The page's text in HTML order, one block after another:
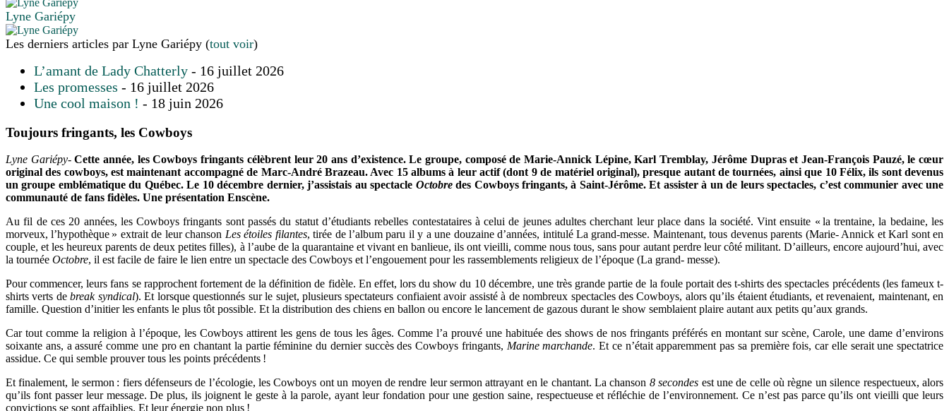
Lyne Gariépy
Les derniers articles par Lyne Gariépy (tout voir)
L’amant de Lady Chatterly - 16 juillet 2026
Les promesses - 16 juillet 2026
Une cool maison ! - 18 juin 2026
Toujours fringants, les Cowboys
Lyne Gariépy-Cette année, les Cowboys fringants célèbrent leur 20 ans d’existence. Le groupe, composé de Marie-Annick Lépine, Karl Tremblay, Jérôme Dupras et Jean-François Pauzé, le cœur
original des cowboys, est maintenant accompagné de Marc-André Brazeau. Avec 15 albums à leur actif (dont 9 de matériel original), presque autant de tournées, ainsi que 10 Félix, ils sont devenus
un groupe emblématique du Québec. Le 10 décembre dernier, j’assistais au spectacle Octobredes Cowboys fringants, à Saint-Jérôme. Et assister à un de leurs spectacles, c’est communier avec une
communauté de fans fidèles. Une présentation Enscène.
Au fil de ces 20 années, les Cowboys fringants sont passés du statut d’étudiants rebelles contestataires à celui de jeunes adultes cherchant leur place dans la société. Vint ensuite « la trentaine, la bedaine, les
morveux, l’hypothèque » extrait de leur chanson Les étoiles filantes, tirée de l’album paru il y a une douzaine d’années, intitulé La grand-messe. Maintenant, tous devenus parents (Marie- Annick et Karl sont en
couple, et les heureux parents de deux petites filles), à l’aube de la quarantaine et vivant en banlieue, ils ont vieilli, comme nous tous, sans pour autant perdre leur côté militant. D’ailleurs, encore aujourd’hui, avec
la tournée Octobre, il est facile de faire le lien entre un spectacle des Cowboys et l’engouement pour les rassemblements religieux de l’époque (La grand- messe).
Pour commencer, leurs fans se rapprochent fortement de la définition de fidèle. En effet, lors du show du 10 décembre, une très grande partie de la foule portait des t-shirts des spectacles précédents (les fameux t-
shirts verts debreak syndical). Et lorsque questionnés sur le sujet, plusieurs spectateurs confiaient avoir assisté à de nombreux spectacles des Cowboys, alors qu’ils étaient étudiants, et revenaient, maintenant, en
famille. Question d’initier les enfants le plus tôt possible. Et la distribution des chiens en ballon ou encore le lancement de gazous durant le show semblaient plaire autant aux petits qu’aux grands.
Car tout comme la religion à l’époque, les Cowboys attirent les gens de tous les âges. Comme l’a prouvé une habituée des shows de nos fringants préférés en montant sur scène, Carole, une dame d’environs
soixante ans, a assuré comme une pro en chantant la partie féminine du dernier succès des Cowboys fringants, Marine marchande. Et ce n’était apparemment pas sa première fois, car elle serait une spectatrice
assidue. Ce qui semble prouver tous les points précédents !
Et finalement, le sermon : fiers défenseurs de l’écologie, les Cowboys ont un moyen de rendre leur sermon attrayant en le chantant. La chanson 8 secondes est une de celle où règne un silence respectueux, alors
qu’ils font passer leur message. De plus, ils joignent le geste à la parole, ayant leur fondation pour une gestion saine, respectueuse et réfléchie de l’environnement. Ce n’est pas parce qu’ils ont vieilli que leurs
convictions se sont affaiblies. Et leur énergie non plus !